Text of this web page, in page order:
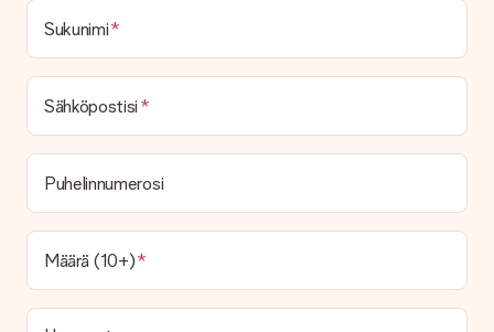
Ei ole mahdollista valita tiettyä toimituspäivää.
Toimitusaika löytyy lahjan tuotesivulta. Voit luottaa siihen,
että operaattorimme toimittaa lahjasi tänä päivänä.
Mitä toimitusvaihtoehtoja voin valita?
Tällä hetkellä ei ole (vielä) mahdollista valita
toimitusvaihtoehtoa. Halutessasi tilauksen lähetetään joko
paketti tai postilaatikon toimitus. Haluatko tietää, mikä
vaihtoehto tilauksesi kuuluu? Ota yhteyttä asiakaspalveluun.
Maksu
Kuinka voin maksaa tilaukseni?
Sukunimi
Sähköpostisi
Puhelinnumerosi
Määrä (10+)